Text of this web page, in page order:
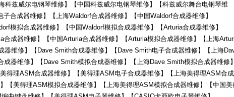
科兹威尔电钢琴维修】【中国科兹威尔电钢琴维修】【科兹威尔舞台电钢琴维
合成器维修】【上海Waldorf合成器维修】【中国Waldorf合成器维修】
模拟合成器维修】【中国Waldorf模拟合成器维修】【Arturia合成器维修】
合成器维修】【中国Arturia合成器维修】【Arturia模拟合成器维修】【上海
器维修】【Dave Smith合成器维修】【Dave Smith电子合成器维修】【上海
器维修】【Dave Smith模拟合成器维修】【上海Dave Smith模拟合成器维修】
得理ASM合成器维修】【美得理ASM电子合成器维修】【上海美得理ASM合成
【美得理ASM模拟合成器维修】【上海美得理ASM模拟合成器维修】【中国美